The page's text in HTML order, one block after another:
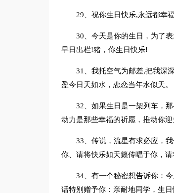
29、祝你生日快乐,永远都幸
30、今天是你的生日，为了
早日出栏!猪，你生日快乐!
31、我托空气为邮差,把我深
盈今日天如水，恋恋当年水似天。
32、如果生日是一架列车，
动力是那些幸福的祈愿，推动你迎
33、传说，流星有求必应，
你、请将快乐如天籁传唱于你，
34、有一个秘密想告诉你：
话特别赠予你：亲耐地同学，生